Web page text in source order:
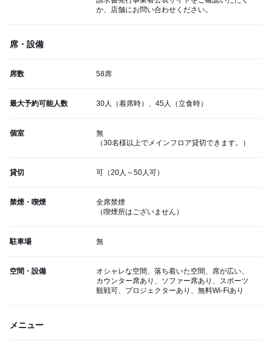
か、店舗にお問い合わせください。
席・設備
席数 58席
最大予約可能人数 30人（着席時）、45人（立食時）
個室
無
（30名様以上でメインフロア貸切できます。）
貸切 可（20人～50人可）
禁煙・喫煙
全席禁煙
（喫煙所はございません）
駐車場 無
空間・設備
オシャレな空間、落ち着いた空間、席が広い、
カウンター席あり、ソファー席あり、スポーツ
観戦可、プロジェクターあり、無料Wi-Fiあり
メニュー